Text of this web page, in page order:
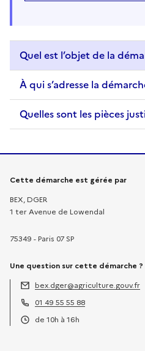
Quel est l’objet de la
À qui s’adresse la
Quelles sont les pièces
Informations
Cette démarche est gérée par
BEX, DGER
1 ter Avenue de Lowendal
75349 - Paris 07 SP
Une question sur cette démarche ?
Adresse électronique :
bex.dger@agriculture.gouv.fr
Téléphone :
01 49 55 55 88
de 10h à 16h